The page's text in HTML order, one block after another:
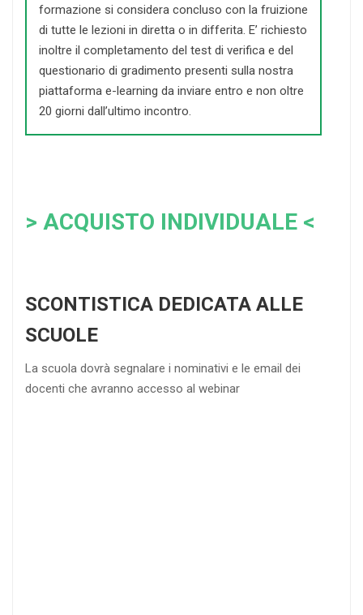
formazione si considera concluso con la fruizione
di tutte le lezioni in diretta o in differita. E’ richiesto
inoltre il completamento del test di verifica e del
questionario di gradimento presenti sulla nostra
piattaforma e-learning da inviare entro e non oltre
20 giorni dall’ultimo incontro.
> ACQUISTO INDIVIDUALE <
SCONTISTICA DEDICATA ALLE
SCUOLE
La scuola dovrà segnalare i nominativi e le email dei
docenti che avranno accesso al webinar